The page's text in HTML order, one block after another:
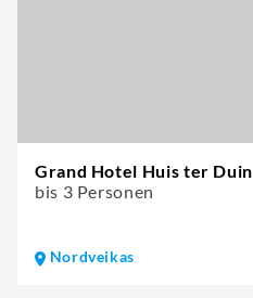
Grand Hotel Huis ter Duin
bis 3 Personen
Nordveikas